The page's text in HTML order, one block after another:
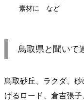
素材に など
鳥取県と聞いて
鳥取砂丘、ラクダ、
げるロード、倉吉張子